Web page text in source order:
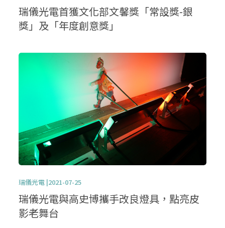
瑞儀光電首獲文化部文馨獎「常設獎-銀
獎」及「年度創意獎」
瑞儀光電 |2021-07-25
瑞儀光電與高史博攜手改良燈具，點亮皮
影老舞台